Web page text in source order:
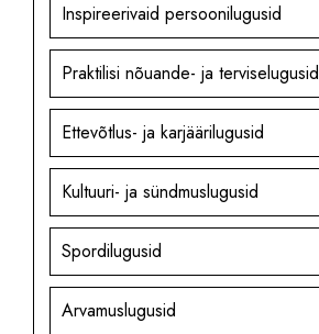
Inspireerivaid persoonilugusid
Praktilisi nõuande- ja terviselugusid
Ettevõtlus- ja karjäärilugusid
Kultuuri- ja sündmuslugusid
Spordilugusid
Arvamuslugusid